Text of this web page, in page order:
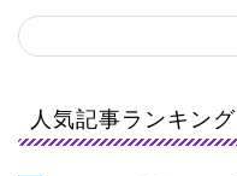
人気記事ランキング